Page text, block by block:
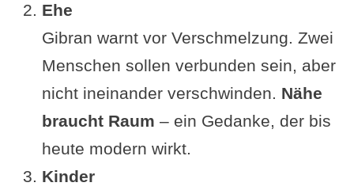
Ehe
Gibran warnt vor Verschmelzung. Zwei
Menschen sollen verbunden sein, aber
nicht ineinander verschwinden. Nähe
braucht Raum – ein Gedanke, der bis
heute modern wirkt.
Kinder